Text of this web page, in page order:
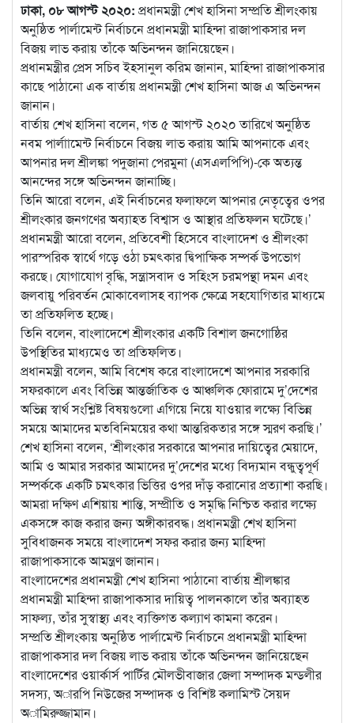
ঢাকা, ০৮ আগস্ট ২০২০: প্রধানমন্ত্রী শেখ হাসিনা সম্প্রতি শ্রীলংকায়
অনুষ্ঠিত পার্লামেন্ট নির্বাচনে প্রধানমন্ত্রী মাহিন্দা রাজাপাকসার দল
বিজয় লাভ করায় তাঁকে অভিনন্দন জানিয়েছেন।
প্রধানমন্ত্রীর প্রেস সচিব ইহসানুল করিম জানান, মাহিন্দা রাজাপাকসার
কাছে পাঠানো এক বার্তায় প্রধানমন্ত্রী শেখ হাসিনা আজ এ অভিনন্দন
জানান।
বার্তায় শেখ হাসিনা বলেন, গত ৫ আগস্ট ২০২০ তারিখে অনুষ্ঠিত
নবম পার্লাামেন্ট নির্বাচনে বিজয় লাভ করায় আমি আপনাকে এবং
আপনার দল শ্রীলঙ্কা পদুজানা পেরমুনা (এসএলপিপি)-কে অত্যন্ত
আনন্দের সঙ্গে অভিনন্দন জানাচ্ছি।
তিনি আরো বলেন, এই নির্বাচনের ফলাফলে আপনার নেতৃত্বের ওপর
শ্রীলংকার জনগণের অব্যাহত বিশ্বাস ও আস্থার প্রতিফলন ঘটেছে।’
প্রধানমন্ত্রী আরো বলেন, প্রতিবেশী হিসেবে বাংলাদেশ ও শ্রীলংকা
পারস্পরিক স্বার্থে গড়ে ওঠা চমৎকার দ্বিপাক্ষিক সম্পর্ক উপভোগ
করছে। যোগাযোগ বৃদ্ধি, সন্ত্রাসবাদ ও সহিংস চরমপন্থা দমন এবং
জলবায়ু পরিবর্তন মোকাবেলাসহ ব্যাপক ক্ষেত্রে সহযোগিতার মাধ্যমে
তা প্রতিফলিত হচ্ছে।
তিনি বলেন, বাংলাদেশে শ্রীলংকার একটি বিশাল জনগোষ্ঠির
উপস্থিতির মাধ্যমেও তা প্রতিফলিত।
প্রধানমন্ত্রী বলেন, আমি বিশেষ করে বাংলাদেশে আপনার সরকারি
সফরকালে এবং বিভিন্ন আন্তর্জাতিক ও আঞ্চলিক ফোরামে দু’দেশের
অভিন্ন স্বার্থ সংশ্লিষ্ট বিষয়গুলো এগিয়ে নিয়ে যাওয়ার লক্ষ্যে বিভিন্ন
সময়ে আমাদের মতবিনিময়ের কথা আন্তরিকতার সঙ্গে স্মরণ করছি।’
শেখ হাসিনা বলেন, ‘শ্রীলংকার সরকারে আপনার দায়িত্বের মেয়াদে,
আমি ও আমার সরকার আমাদের দু’দেশের মধ্যে বিদ্যমান বন্ধুত্বপূর্ণ
সম্পর্ককে একটি চমৎকার ভিত্তির ওপর দাঁড় করানোর প্রত্যাশা করছি।
আমরা দক্ষিণ এশিয়ায় শান্তি, সম্প্রীতি ও সমৃদ্ধি নিশ্চিত করার লক্ষ্যে
একসঙ্গে কাজ করার জন্য অঙ্গীকারবদ্ধ। প্রধানমন্ত্রী শেখ হাসিনা
সুবিধাজনক সময়ে বাংলাদেশ সফর করার জন্য মাহিন্দা
রাজাপাকসাকে আমন্ত্রণ জানান।
বাংলাদেশের প্রধানমন্ত্রী শেখ হাসিনা পাঠানো বার্তায় শ্রীলঙ্কার
প্রধানমন্ত্রী মাহিন্দা রাজাপাকসার দায়িত্ব পালনকালে তাঁর অব্যাহত
সাফল্য, তাঁর সুস্বাস্থ্য এবং ব্যক্তিগত কল্যাণ কামনা করেন।
সম্প্রতি শ্রীলংকায় অনুষ্ঠিত পার্লামেন্ট নির্বাচনে প্রধানমন্ত্রী মাহিন্দা
রাজাপাকসার দল বিজয় লাভ করায় তাঁকে অভিনন্দন জানিয়েছেন
বাংলাদেশের ওয়ার্কার্স পার্টির মৌলভীবাজার জেলা সম্পাদক মন্ডলীর
সদস্য, অারপি নিউজের সম্পাদক ও বিশিষ্ট কলামিস্ট সৈয়দ
অামিরুজ্জামান।